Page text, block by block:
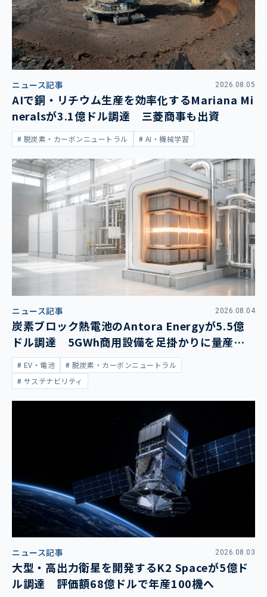
ニュース記事 2026.08.05
AIで銅・リチウム生産を効率化するMariana Mi
neralsが3.1億ドル調達 三菱商事も出資
脱炭素・カーボンニュートラル AI・機械学習
ニュース記事 2026.08.04
炭素ブロック熱電池のAntora Energyが5.5億
ドル調達 5GWh商用設備を足掛かりに量産拡
大EV・電池
脱炭素・カーボンニュートラル
サステナビリティ
ニュース記事 2026.08.03
大型・高出力衛星を開発するK2 Spaceが5億ド
ル調達 評価額68億ドルで年産100機へ